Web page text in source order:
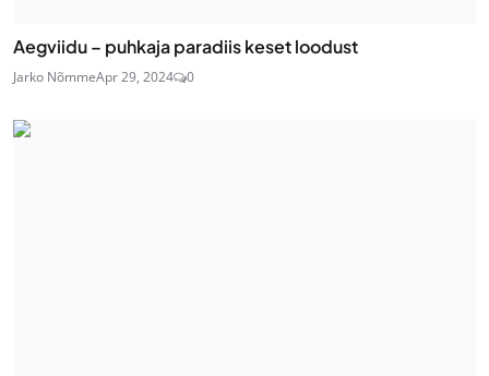
Aegviidu – puhkaja paradiis keset loodust
Jarko NõmmeApr 29, 2024 0